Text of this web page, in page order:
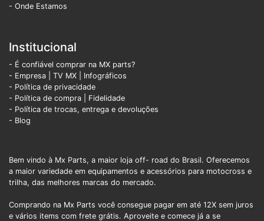
- Onde Estamos
Institucional
- É confiável comprar na MX parts?
- Empresa
TV MX
Infográficos
- Política de privacidade
- Política de compra | Fidelidade
- Política de trocas, entrega e devoluções
- Blog
Bem vindo à Mx Parts, a maior loja off- road do Brasil. Oferecemos
a maior variedade em equipamentos e acessórios para motocross e
trilha, das melhores marcas do mercado.
Comprando na Mx Parts você consegue pagar em até 12X sem juros
e vários items com frete grátis. Aproveite e comece já a se